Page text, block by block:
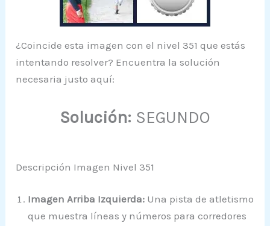
¿Coincide esta imagen con el nivel 351 que estás
intentando resolver? Encuentra la solución
necesaria justo aquí:
Solución: SEGUNDO
Descripción Imagen Nivel 351
Imagen Arriba Izquierda: Una pista de atletismo
que muestra líneas y números para corredores